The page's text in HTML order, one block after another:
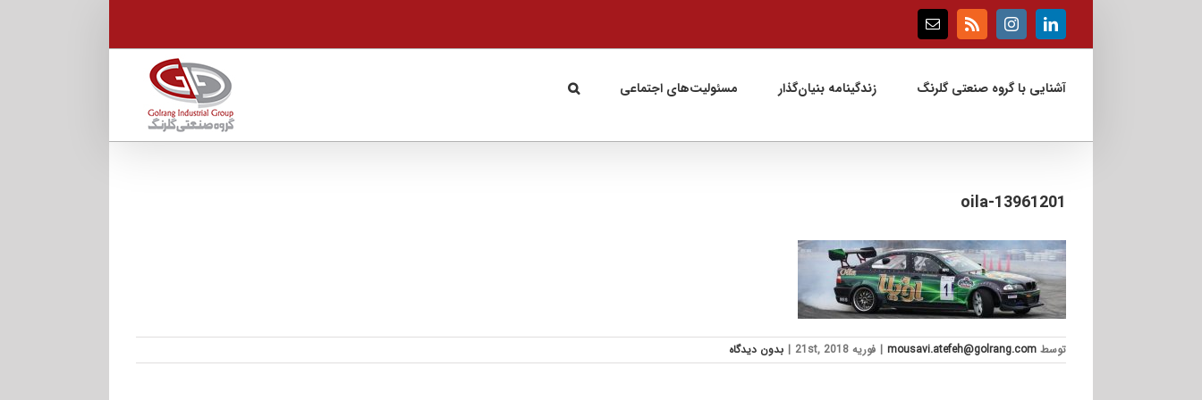
LinkedIn
Instagram
Rss
Email
آشنایی با گروه صنعتی گلرنگ زندگینامه بنیان‌گذار مسئولیت‌های اجتماعی
13961201-oila
توسط mousavi.atefeh@golrang.com
| فوریه 21st, 2018 | بدون ديدگاه